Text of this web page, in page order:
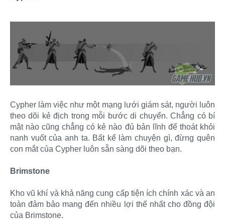
Cypher làm việc như một mạng lưới giám sát, người luôn
theo dõi kẻ địch trong mỗi bước di chuyển. Chẳng có bí
mật nào cũng chẳng có kẻ nào đủ bản lĩnh để thoát khỏi
nanh vuốt của anh ta. Bất kể làm chuyện gì, đừng quên
con mắt của Cypher luôn sẵn sàng dõi theo bạn.
Brimstone
Kho vũ khí và khả năng cung cấp tiện ích chính xác và an
toàn đảm bảo mang đến nhiều lợi thế nhất cho đồng đội
của Brimstone.